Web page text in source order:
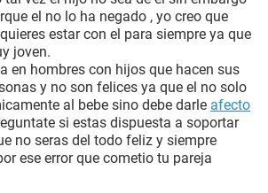
el no lo ha negado , yo creo que
estar con el para siempre ya que
joven.
en hombres con hijos que hacen sus
y no son felices ya que el no solo
al bebe sino debe darle afecto
si estas dispuesta a soportar
no seras del todo feliz y siempre
ese error que cometio tu pareja